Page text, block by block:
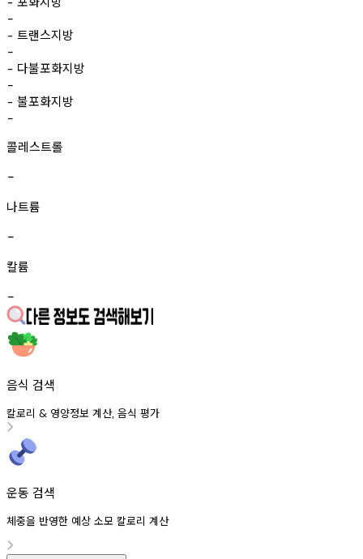
-
- 트랜스지방
-
- 다불포화지방
-
- 불포화지방
-
콜레스트롤
-
나트륨
-
칼륨
-
음식 검색
칼로리 & 영양정보 계산, 음식 평가
운동 검색
체중을 반영한 예상 소모 칼로리 계산